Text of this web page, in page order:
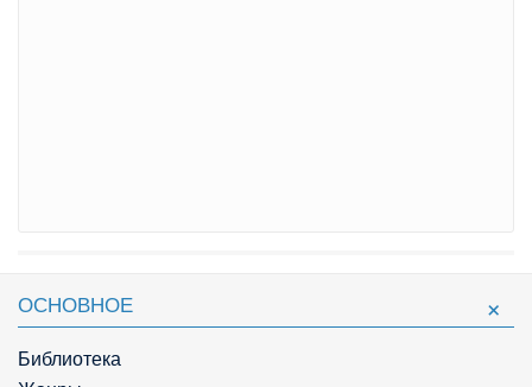
ОСНОВНОЕ
Библиотека